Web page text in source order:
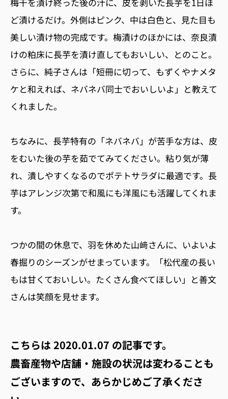
ど漬けるだけ。外側はピンク、中は白色と、見た目も
美しい漬け物の完成です。梅漬けのほかには、奈良漬
けの粕床に長芋を漬け直してもおいしい、とのこと。
さらに、純子さんは「短冊に切って、もずくやナメタ
ケと和えれば、ネバネバ同士でおいしいよ」と教えて
くれました。
ちなみに、長芋特有の「ネバネバ」が苦手な方は、皮
をむいた後の芋を茹でてみてください。粘り気が薄
れ、潰しやすくなるのでポテトサラダに最適です。長
芋はアレンジ次第で和風にも洋風にも活躍してくれま
す。
つかの間の休息で、羽を休めた山﨑さんに、いよいよ
春掘りのシーズンがせまっています。「松代産の長い
もは甘くておいしい。たくさん食べてほしい」と善文
さんは笑顔を見せます。
こちらは2020.01.07 の記事です。
農畜産物や店舗・施設の状況は変わることも
ございますので、あらかじめご了承くださ